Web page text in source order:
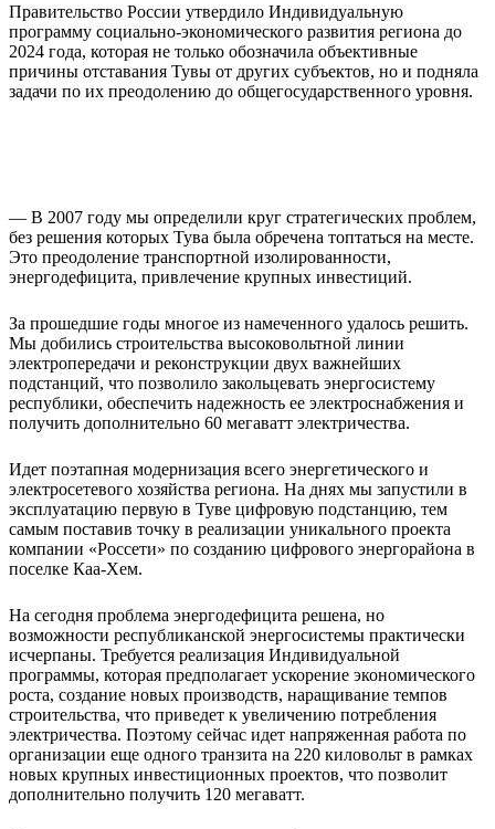
Правительство России утвердило Индивидуальную
программу социально-экономического развития региона до
2024 года, которая не только обозначила объективные
причины отставания Тувы от других субъектов, но и подняла
задачи по их преодолению до общегосударственного уровня.
— В 2007 году мы определили круг стратегических проблем,
без решения которых Тува была обречена топтаться на месте.
Это преодоление транспортной изолированности,
энергодефицита, привлечение крупных инвестиций.
За прошедшие годы многое из намеченного удалось решить.
Мы добились строительства высоковольтной линии
электропередачи и реконструкции двух важнейших
подстанций, что позволило закольцевать энергосистему
республики, обеспечить надежность ее электроснабжения и
получить дополнительно 60 мегаватт электричества.
Идет поэтапная модернизация всего энергетического и
электросетевого хозяйства региона. На днях мы запустили в
эксплуатацию первую в Туве цифровую подстанцию, тем
самым поставив точку в реализации уникального проекта
компании «Россети» по созданию цифрового энергорайона в
поселке Каа-Хем.
На сегодня проблема энергодефицита решена, но
возможности республиканской энергосистемы практически
исчерпаны. Требуется реализация Индивидуальной
программы, которая предполагает ускорение экономического
роста, создание новых производств, наращивание темпов
строительства, что приведет к увеличению потребления
электричества. Поэтому сейчас идет напряженная работа по
организации еще одного транзита на 220 киловольт в рамках
новых крупных инвестиционных проектов, что позволит
дополнительно получить 120 мегаватт.